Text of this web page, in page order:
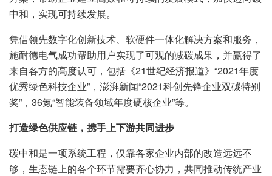
中和，实现可持续发展。
凭借领先数字化创新技术、软硬件一体化解决方案和服务，
施耐德电气成功帮助用户实现了可观的减碳成果，并赢得了
来自各方的高度认可，包括《21世纪经济报道》“2021年度
优秀绿色科技企业”，澎湃新闻“2021科创先锋企业双碳特别
奖”，36氪“智能装备领域年度硬核企业”等。
打造绿色供应链，携手上下游共同进步
碳中和是一项系统工程，仅靠各家企业内部的改造远远不
够，生态链上的各个环节需要齐心协力，共同推动传统产业